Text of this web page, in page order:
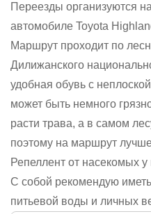
Переезды организуются
автомобиле Toyota
Маршрут проходит по
Дилижанского
удобная обувь с
может быть немного
расти трава, а в самом
поэтому на маршрут
Репеллент от насекомых
С собой рекомендую
питьевой воды и личных